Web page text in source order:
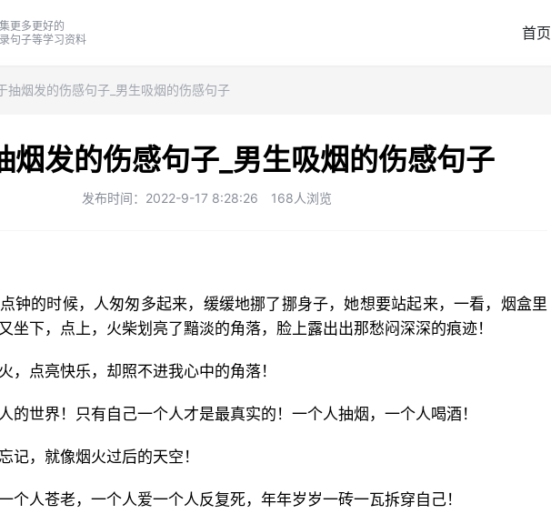
更多更好的
句子等学习资料
首页
抽烟发的伤感句子_男生吸烟的伤感句子
烟发的伤感句子_男生吸烟的伤感句子
发布时间：2022-9-17 8:28:26 168人浏览
钟的时候，人匆匆多起来，缓缓地挪了挪身子，她想要站起来，一看，烟盒里
坐下，点上，火柴划亮了黯淡的角落，脸上露出出那愁闷深深的痕迹！
，点亮快乐，却照不进我心中的角落！
的世界！只有自己一个人才是最真实的！一个人抽烟，一个人喝酒！
记，就像烟火过后的天空！
个人苍老，一个人爱一个人反复死，年年岁岁一砖一瓦拆穿自己！